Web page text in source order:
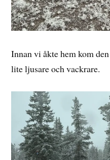
Innan vi åkte hem kom
lite ljusare och vackrare.